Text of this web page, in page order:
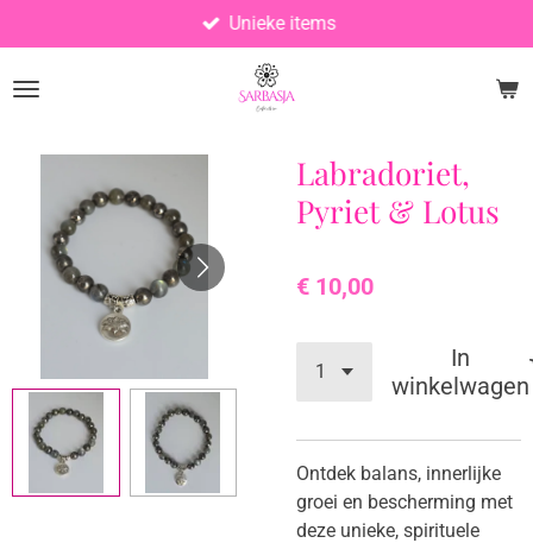
direct
naar
Unieke items
Labradoriet,
Pyriet & Lotus
€ 10,00
In
winkelwagen
Ontdek balans, innerlijke
groei en bescherming met
deze unieke, spirituele